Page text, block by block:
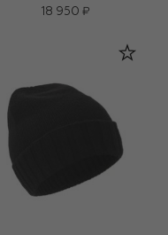
18 950 ₽